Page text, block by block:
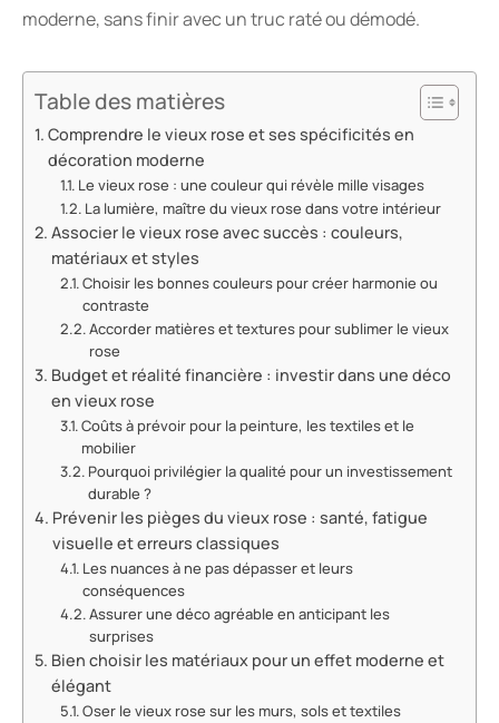
moderne, sans finir avec un truc raté ou démodé.
Table des matières
Comprendre le vieux rose et ses spécificités en
décoration moderne
Le vieux rose : une couleur qui révèle mille visages
La lumière, maître du vieux rose dans votre intérieur
Associer le vieux rose avec succès : couleurs,
matériaux et styles
Choisir les bonnes couleurs pour créer harmonie ou
contraste
Accorder matières et textures pour sublimer le vieux
rose
Budget et réalité financière : investir dans une déco
en vieux rose
Coûts à prévoir pour la peinture, les textiles et le
mobilier
Pourquoi privilégier la qualité pour un investissement
durable ?
Prévenir les pièges du vieux rose : santé, fatigue
visuelle et erreurs classiques
Les nuances à ne pas dépasser et leurs
conséquences
Assurer une déco agréable en anticipant les
surprises
Bien choisir les matériaux pour un effet moderne et
élégant
Oser le vieux rose sur les murs, sols et textiles